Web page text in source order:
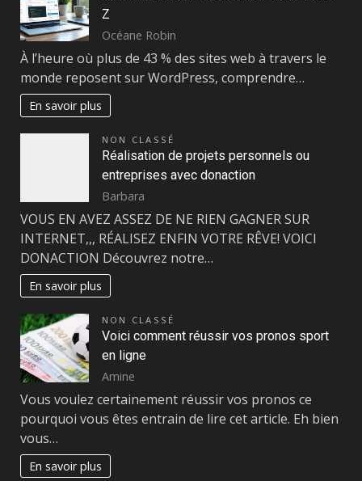
Z
Océane Robin
À l’heure où plus de 43 % des sites web à travers le
monde reposent sur WordPress, comprendre…
En savoir plus
NON CLASSÉ
Réalisation de projets personnels ou
entreprises avec donaction
Barbara
VOUS EN AVEZ ASSEZ DE NE RIEN GAGNER SUR
INTERNET,,, RÉALISEZ ENFIN VOTRE RÊVE! VOICI
DONACTION Découvrez notre…
En savoir plus
NON CLASSÉ
Voici comment réussir vos pronos sport
en ligne
Amine
Vous voulez certainement réussir vos pronos ce
pourquoi vous êtes entrain de lire cet article. Eh bien
vous…
En savoir plus